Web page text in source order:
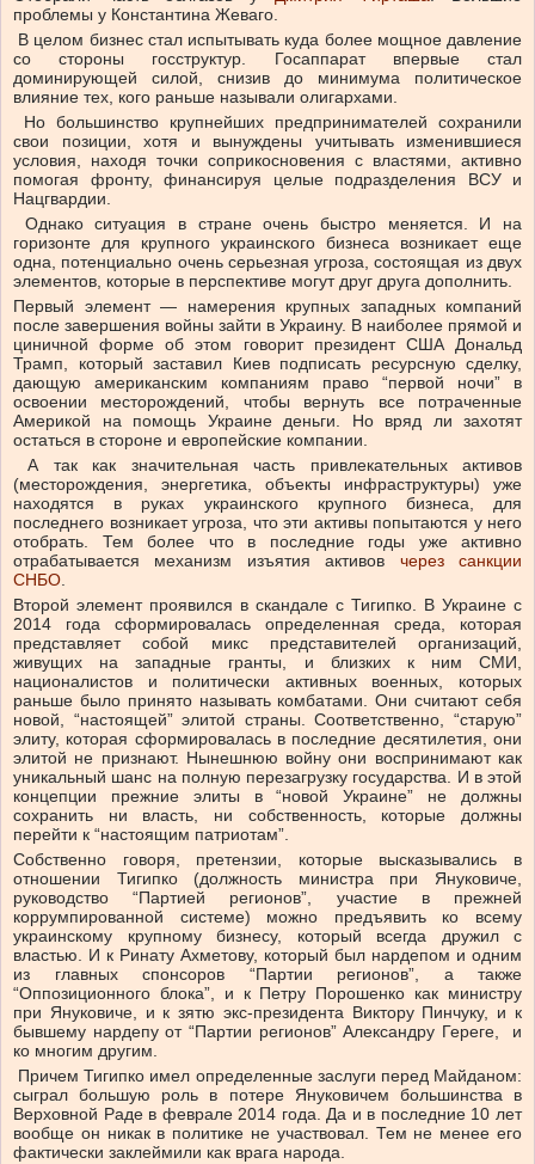
проблемы у Константина Жеваго.
В целом бизнес стал испытывать куда более мощное давление
со стороны госструктур. Госаппарат впервые стал
доминирующей силой, снизив до минимума политическое
влияние тех, кого раньше называли олигархами.
Но большинство крупнейших предпринимателей сохранили
свои позиции, хотя и вынуждены учитывать изменившиеся
условия, находя точки соприкосновения с властями, активно
помогая фронту, финансируя целые подразделения ВСУ и
Нацгвардии.
Однако ситуация в стране очень быстро меняется. И на
горизонте для крупного украинского бизнеса возникает еще
одна, потенциально очень серьезная угроза, состоящая из двух
элементов, которые в перспективе могут друг друга дополнить.
Первый элемент — намерения крупных западных компаний
после завершения войны зайти в Украину. В наиболее прямой и
циничной форме об этом говорит президент США Дональд
Трамп, который заставил Киев подписать ресурсную сделку,
дающую американским компаниям право “первой ночи” в
освоении месторождений, чтобы вернуть все потраченные
Америкой на помощь Украине деньги. Но вряд ли захотят
остаться в стороне и европейские компании.
А так как значительная часть привлекательных активов
(месторождения, энергетика, объекты инфраструктуры) уже
находятся в руках украинского крупного бизнеса, для
последнего возникает угроза, что эти активы попытаются у него
отобрать. Тем более что в последние годы уже активно
отрабатывается механизм изъятия активов через санкции
СНБО.
Второй элемент проявился в скандале с Тигипко. В Украине с
2014 года сформировалась определенная среда, которая
представляет собой микс представителей организаций,
живущих на западные гранты, и близких к ним СМИ,
националистов и политически активных военных, которых
раньше было принято называть комбатами. Они считают себя
новой, “настоящей” элитой страны. Соответственно, “старую”
элиту, которая сформировалась в последние десятилетия, они
элитой не признают. Нынешнюю войну они воспринимают как
уникальный шанс на полную перезагрузку государства. И в этой
концепции прежние элиты в “новой Украине” не должны
сохранить ни власть, ни собственность, которые должны
перейти к “настоящим патриотам”.
Собственно говоря, претензии, которые высказывались в
отношении Тигипко (должность министра при Януковиче,
руководство “Партией регионов”, участие в прежней
коррумпированной системе) можно предъявить ко всему
украинскому крупному бизнесу, который всегда дружил с
властью. И к Ринату Ахметову, который был нардепом и одним
из главных спонсоров “Партии регионов”, а также
“Оппозиционного блока”, и к Петру Порошенко как министру
при Януковиче, и к зятю экс-президента Виктору Пинчуку, и к
бывшему нардепу от “Партии регионов” Александру Гереге, и
ко многим другим.
Причем Тигипко имел определенные заслуги перед Майданом:
сыграл большую роль в потере Януковичем большинства в
Верховной Раде в феврале 2014 года. Да и в последние 10 лет
вообще он никак в политике не участвовал. Тем не менее его
фактически заклеймили как врага народа.